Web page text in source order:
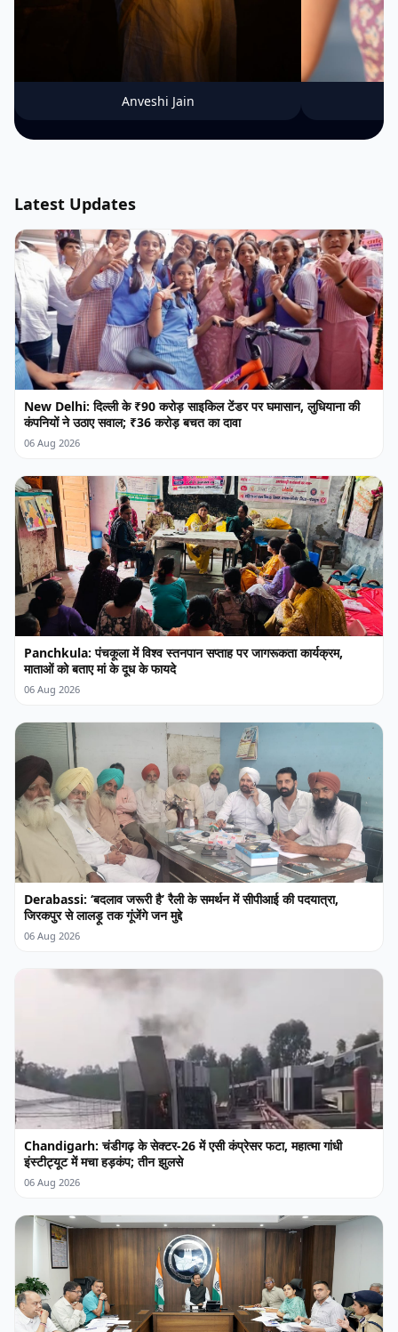
Anveshi Jain
Latest Updates
New Delhi: दिल्ली के ₹90 करोड़ साइकिल टेंडर पर घमासान, लुधियाना की
कंपनियों ने उठाए सवाल; ₹36 करोड़ बचत का दावा
06 Aug 2026
Panchkula: पंचकूला में विश्व स्तनपान सप्ताह पर जागरूकता कार्यक्रम,
माताओं को बताए मां के दूध के फायदे
06 Aug 2026
Derabassi: ‘बदलाव जरूरी है’ रैली के समर्थन में सीपीआई की पदयात्रा,
जिरकपुर से लालड़ू तक गूंजेंगे जन मुद्दे
06 Aug 2026
Chandigarh: चंडीगढ़ के सेक्टर-26 में एसी कंप्रेसर फटा, महात्मा गांधी
इंस्टीट्यूट में मचा हड़कंप; तीन झुलसे
06 Aug 2026